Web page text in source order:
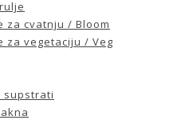
za cvatnju / Bloom
za vegetaciju / Veg
supstrati